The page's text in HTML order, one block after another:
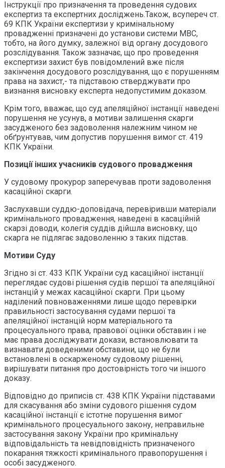
Інструкції про призначення та проведення судових
експертиз та експертних досліджень.Також, всупереч ст.
69 КПК України експертизи у кримінальному
провадженні призначені до установи системи МВС,
тобто, на його думку, залежної від органу досудового
розслідування. Також зазначає, що про проведення
експертизи захист був повідомлений вже після
закінчення досудового розслідування, що є порушенням
права на захист,- та підставою стверджувати про
визнання висновку експерта недопустимим доказом.
Крім того, вважає, що суд апеляційної інстанції наведені
порушення не усунув, а мотиви залишення скарги
засудженого без задоволення належним чином не
обґрунтував, чим допустив порушення вимог ст. 419
КПК України.
Позиції інших учасників судового провадження
У судовому прокурор заперечував проти задоволення
касаційної скарги.
Заслухавши суддю-доповідача, перевіривши матеріали
кримінального провадження, наведені в касаційній
скарзі доводи, колегія суддів дійшла висновку, що
скарга не підлягає задоволенню з таких підстав.
Мотиви Суду
Згідно зі ст. 433 КПК України суд касаційної інстанції
переглядає судові рішення судів першої та апеляційної
інстанцій у межах касаційної скарги. При цьому
наділений повноваженнями лише щодо перевірки
правильності застосування судами першої та
апеляційної інстанцій норм матеріального та
процесуального права, правової оцінки обставин і не
має права досліджувати докази, встановлювати та
визнавати доведеними обставини, що не були
встановлені в оскарженому судовому рішенні,
вирішувати питання про достовірність того чи іншого
доказу.
Відповідно до приписів ст. 438 КПК України підставами
для скасування або зміни судового рішення судом
касаційної інстанції є істотне порушення вимог
кримінального процесуального закону, неправильне
застосування закону України про кримінальну
відповідальність та невідповідність призначеного
покарання тяжкості кримінального правопорушення і
особі засудженого.